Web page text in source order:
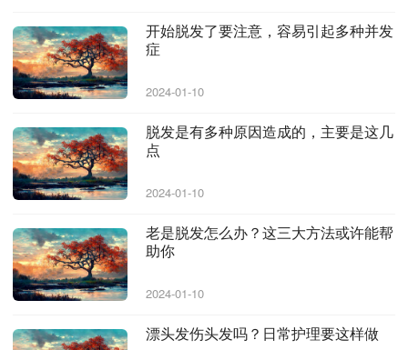
开始脱发了要注意，容易引起多种并发
症
2024-01-10
脱发是有多种原因造成的，主要是这几
点
2024-01-10
老是脱发怎么办？这三大方法或许能帮
助你
2024-01-10
漂头发伤头发吗？日常护理要这样做